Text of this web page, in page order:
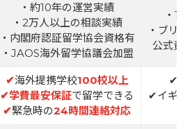
・約10年の運営実績
・2万人以上の相談実績
・内閣府認証留学協会資格有
・JAOS海外留学協議会加盟
・
・ブリ
公式
✔海外提携学校100校以上
✔学費最安保証で留学できる
✔緊急時の24時間連絡対応
✔
✔イギ